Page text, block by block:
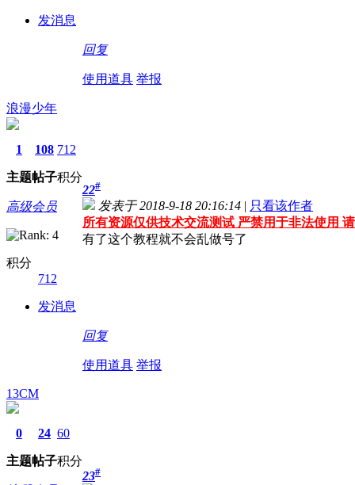
发消息
回复
使用道具 举报
浪漫少年
1
主题
108
帖子
712
积分
高级会员
积分
712
发消息
22#
发表于 2018-9-18 20:16:14 | 只看该作者
所有资源仅供技术交流测试 严禁用于非法使用
有了这个教程就不会乱做号了
回复
使用道具 举报
13CM
0
主题
24
帖子
60
积分
23#